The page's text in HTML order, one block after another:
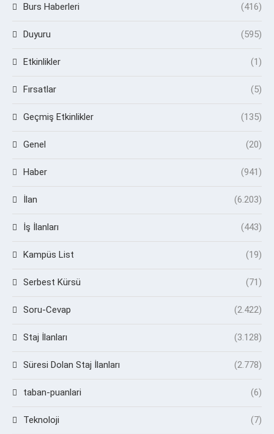
Burs Haberleri (416)
Duyuru (595)
Etkinlikler (1)
Fırsatlar (5)
Geçmiş Etkinlikler (135)
Genel (20)
Haber (941)
İlan (6.203)
İş İlanları (443)
Kampüs List (19)
Serbest Kürsü (71)
Soru-Cevap (2.422)
Staj İlanları (3.128)
Süresi Dolan Staj İlanları (2.778)
taban-puanlari (6)
Teknoloji (7)